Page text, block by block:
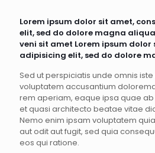
Lorem ipsum dolor sit amet,
elit, sed do dolore magna
veni sit amet Lorem ipsum
adipisicing elit, sed do dolore
Sed ut perspiciatis unde omnis
voluptatem accusantium
rem aperiam, eaque ipsa quae
et quasi architecto beatae vitae
Nemo enim ipsam voluptatem
aut odit aut fugit, sed quia
eos qui ratione.